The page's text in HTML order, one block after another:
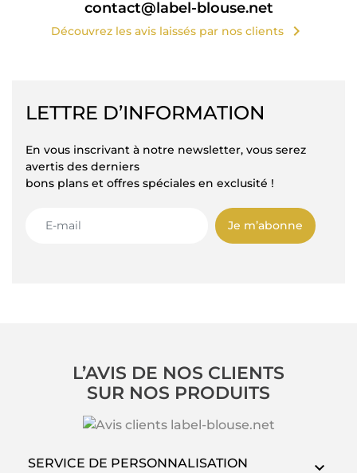
contact@label-blouse.net
Découvrez les avis laissés par nos clients chevron_right
LETTRE D’INFORMATION
En vous inscrivant à notre newsletter, vous serez
avertis des derniers
bons plans et offres spéciales en exclusité !
Je m’abonne
L’AVIS DE NOS CLIENTS
SUR NOS PRODUITS
SERVICE DE PERSONNALISATION